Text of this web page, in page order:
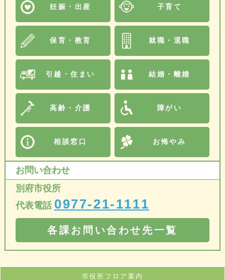
妊娠・出産 子育て
保育・教育 就職・退職
引越・住まい 結婚・離婚
高齢・介護 障がい
相談窓口 お悔やみ
お問い合わせ
別府市役所
代表電話 0977-21-1111
各課お問い合わせ先一覧
市役所フロア案内